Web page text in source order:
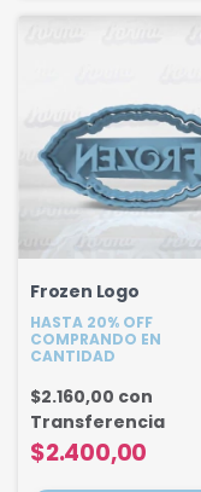
Frozen Logo
HASTA 20% OFF
COMPRANDO EN
CANTIDAD
$2.400,00
$2.160,00 con
Transferencia